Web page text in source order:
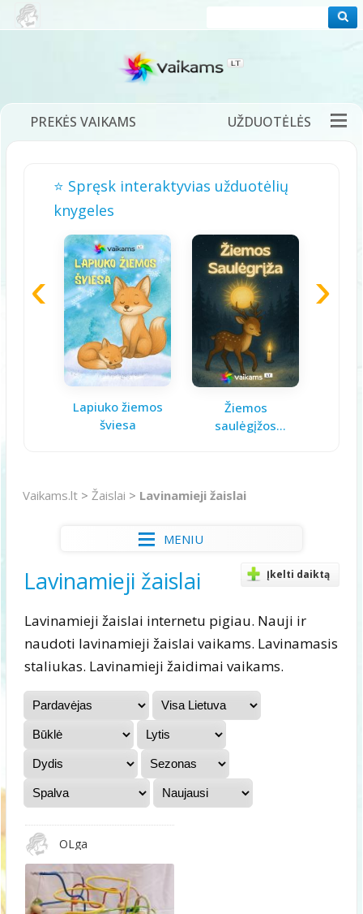
PREKĖS VAIKAMS UŽDUOTĖLĖS
DĖLIONĖS ŽAIDIMAI DAINELĖS
TĖVAMS
⭐ Spręsk interaktyvias užduotėlių
knygeles
Lapiuko žiemos
šviesa
Žiemos
saulėgįžos
Vaikams.lt > Žaislai > Lavinamieji žaislai
MENIU
Įkelti daiktą
Lavinamieji žaislai
Lavinamieji žaislai internetu pigiau. Nauji ir
naudoti lavinamieji žaislai vaikams. Lavinamasis
staliukas. Lavinamieji žaidimai vaikams.
OLga